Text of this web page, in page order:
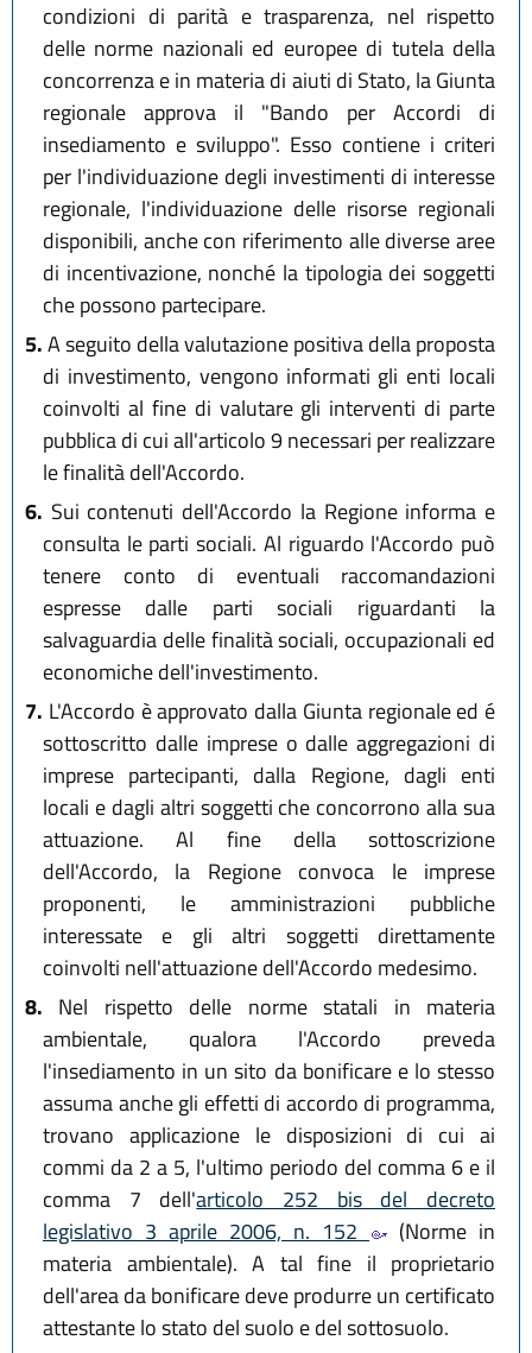
condizioni di parità e trasparenza, nel rispetto
delle norme nazionali ed europee di tutela della
concorrenza e in materia di aiuti di Stato, la Giunta
regionale approva il "Bando per Accordi di
insediamento e sviluppo". Esso contiene i criteri
per l'individuazione degli investimenti di interesse
regionale, l'individuazione delle risorse regionali
disponibili, anche con riferimento alle diverse aree
di incentivazione, nonché la tipologia dei soggetti
che possono partecipare.
5.A seguito della valutazione positiva della proposta
di investimento, vengono informati gli enti locali
coinvolti al fine di valutare gli interventi di parte
pubblica di cui all'articolo 9 necessari per realizzare
le finalità dell'Accordo.
6. Sui contenuti dell'Accordo la Regione informa e
consulta le parti sociali. Al riguardo l'Accordo può
tenere conto di eventuali raccomandazioni
espresse dalle parti sociali riguardanti la
salvaguardia delle finalità sociali, occupazionali ed
economiche dell'investimento.
7. L'Accordo è approvato dalla Giunta regionale ed é
sottoscritto dalle imprese o dalle aggregazioni di
imprese partecipanti, dalla Regione, dagli enti
locali e dagli altri soggetti che concorrono alla sua
attuazione. Al fine della sottoscrizione
dell'Accordo, la Regione convoca le imprese
proponenti, le amministrazioni pubbliche
interessate e gli altri soggetti direttamente
coinvolti nell'attuazione dell'Accordo medesimo.
8. Nel rispetto delle norme statali in materia
ambientale, qualora l'Accordo preveda
l'insediamento in un sito da bonificare e lo stesso
assuma anche gli effetti di accordo di programma,
trovano applicazione le disposizioni di cui ai
commi da 2 a 5, l'ultimo periodo del comma 6 e il
comma 7 dell'articolo 252 bis del decreto
legislativo 3 aprile 2006, n. 152
(Norme in
materia ambientale). A tal fine il proprietario
dell'area da bonificare deve produrre un certificato
attestante lo stato del suolo e del sottosuolo.